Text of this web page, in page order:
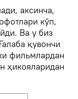
аксинча,
кўп,
Ва у биз
қувончи
фильмлардан
ҳикояларидан